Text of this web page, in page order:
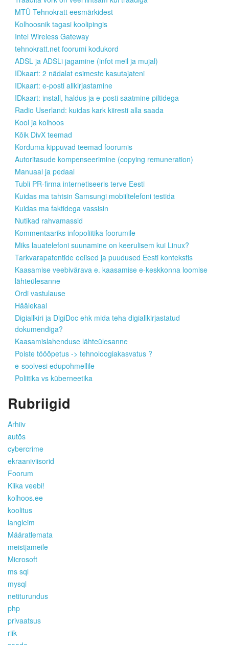
MTÜ Tehnokratt eesmärkidest
Kolhoosnik tagasi koolipingis
Intel Wireless Gateway
tehnokratt.net foorumi kodukord
ADSL ja ADSLi jagamine (infot meil ja mujal)
IDkaart: 2 nädalat esimeste kasutajateni
IDkaart: e-posti allkirjastamine
IDkaart: install, haldus ja e-posti saatmine piltidega
Radio Userland: kuidas kark kiiresti alla saada
Kool ja kolhoos
Kõik DivX teemad
Korduma kippuvad teemad foorumis
Autoritasude kompenseerimine (copying remuneration)
Manuaal ja pedaal
Tubli PR-firma internetiseeris terve Eesti
Kuidas ma tahtsin Samsungi mobiiltelefoni testida
Kuidas ma faktidega vassisin
Nutikad rahvamassid
Kommentaariks infopoliitika foorumile
Miks lauatelefoni suunamine on keerulisem kui Linux?
Tarkvarapatentide eelised ja puudused Eesti kontekstis
Kaasamise veebivärava e. kaasamise e-keskkonna loomise
lähteülesanne
Ordi vastulause
Häälekaal
Digiallkiri ja DigiDoc ehk mida teha digiallkirjastatud
dokumendiga?
Kaasamislahenduse lähteülesanne
Poiste tööõpetus -> tehnoloogiakasvatus ?
e-soolvesi edupohmellile
Poliitika vs küberneetika
Rubriigid
Arhiiv
autõs
cybercrime
ekraaniviisorid
Foorum
Kiika veebi!
kolhoos.ee
koolitus
langleim
Määratlemata
meistjameile
Microsoft
ms sql
mysql
netiturundus
php
privaatsus
riik